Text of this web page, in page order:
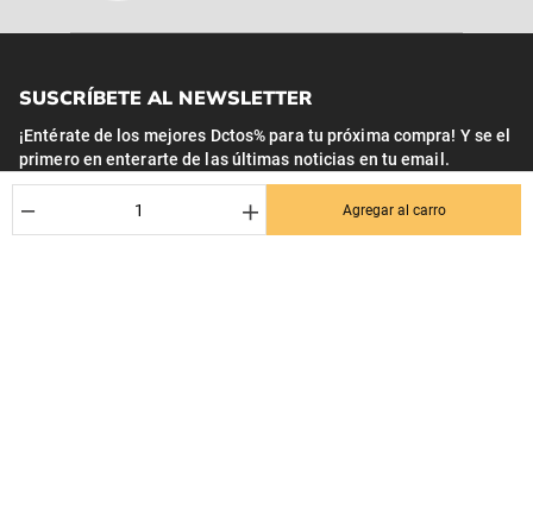
＋
－ Agregar al carro
SUSCRÍBETE AL NEWSLETTER
¡Entérate de los mejores Dctos% para tu próxima compra! Y se el
primero en enterarte de las últimas noticias en tu email.
Nombre